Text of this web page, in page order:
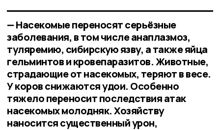
— Насекомые переносят серьёзные
заболевания, в том числе анаплазмоз,
туляремию, сибирскую язву, а также яйца
гельминтов и кровепаразитов. Животные,
страдающие от насекомых, теряют в весе.
У коров снижаются удои. Особенно
тяжело переносит последствия атак
насекомых молодняк. Хозяйству
наносится существенный урон,